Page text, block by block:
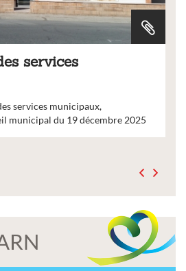
services
services municipaux,
municipal du 19 décembre 2025